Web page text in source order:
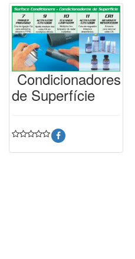
Condicionadores
de Superfície